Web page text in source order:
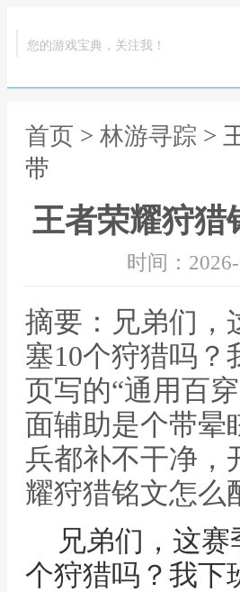
您的游戏宝典，关注我！
首页 > 林游寻踪 >
带
王者荣耀狩猎
时间：
摘要：兄弟们，
塞10个狩猎吗
页写的“通用百
面辅助是个带晕
兵都补不干净，
耀狩猎铭文怎么
兄弟们，这
个狩猎吗？我下